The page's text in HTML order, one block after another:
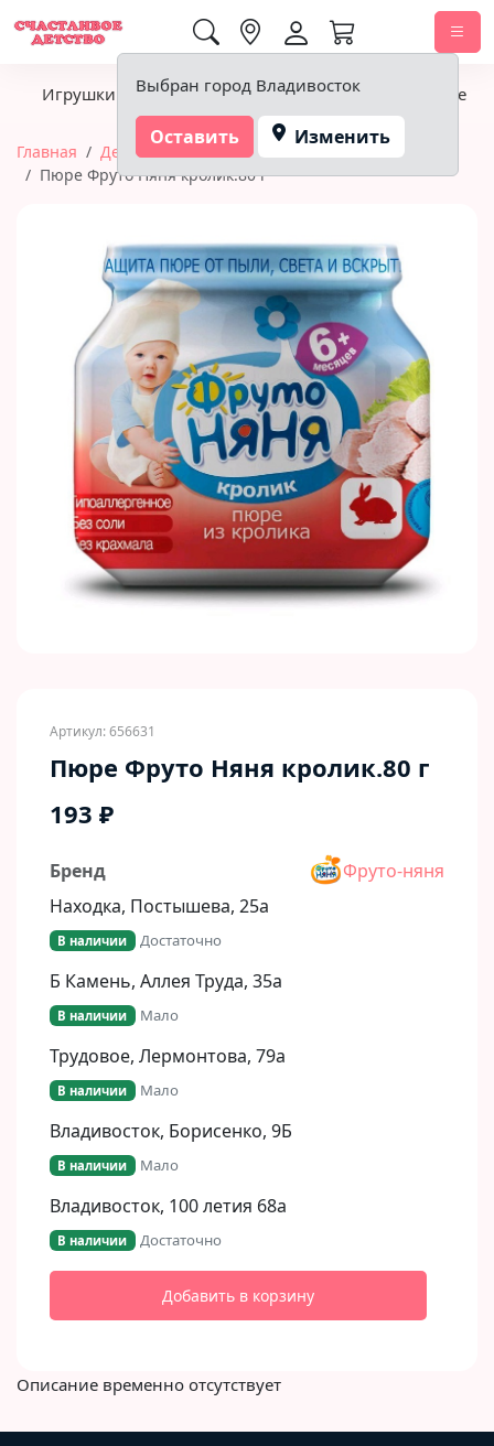
Выбран город Владивосток
Оставить Изменить
Игрушки Детское питание Подгузники, гигиена
Главная Детское питание
Пюре
Пюре Фруто Няня кролик.80 г
Артикул: 656631
Пюре Фруто Няня кролик.80 г
193 ₽
Бренд
Фруто-няня
Находка, Постышева, 25а
В наличии Достаточно
Б Камень, Аллея Труда, 35а
В наличии Мало
Трудовое, Лермонтова, 79а
В наличии Мало
Владивосток, Борисенко, 9Б​
В наличии Мало
Владивосток, 100 летия 68а
В наличии Достаточно
Добавить в корзину
Описание временно отсутствует